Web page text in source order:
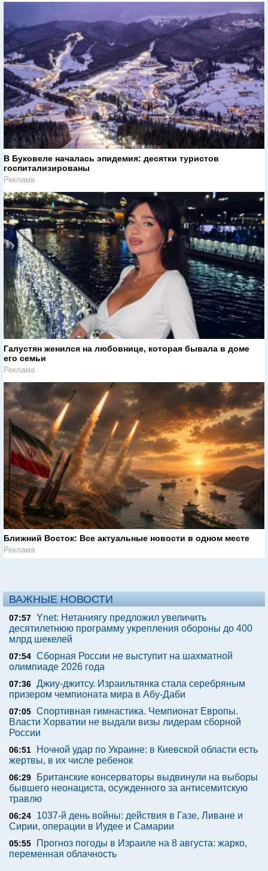
В Буковеле началась эпидемия: десятки туристов
госпитализированы
Реклама
Галустян женился на любовнице, которая бывала в доме
его семьи
Реклама
Ближний Восток: Все актуальные новости в одном месте
Реклама
ВАЖНЫЕ НОВОСТИ
07:57 Ynet: Нетаниягу предложил увеличить
десятилетнюю программу укрепления обороны до 400
млрд шекелей
07:54 Сборная России не выступит на шахматной
олимпиаде 2026 года
07:36 Джиу-джитсу. Израильтянка стала серебряным
призером чемпионата мира в Абу-Даби
07:05 Спортивная гимнастика. Чемпионат Европы.
Власти Хорватии не выдали визы лидерам сборной
России
06:51
Ночной удар по Украине: в Киевской области есть
жертвы, в их числе ребенок
06:29
Британские консерваторы выдвинули на выборы
бывшего неонациста, осужденного за антисемитскую
травлю
06:24
1037-й день войны: действия в Газе, Ливане и
Сирии, операции в Иудее и Самарии
05:55
Прогноз погоды в Израиле на 8 августа: жарко,
переменная облачность